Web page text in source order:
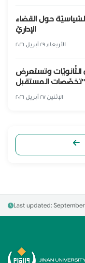
حول القضاء
الإداريّ
الأربعاء ٢٩ أبريل ٢٠٢٦
الثّانويّات وتستعرض
الإثنين ٢٧ أبريل ٢٠٢٦
Last updated: